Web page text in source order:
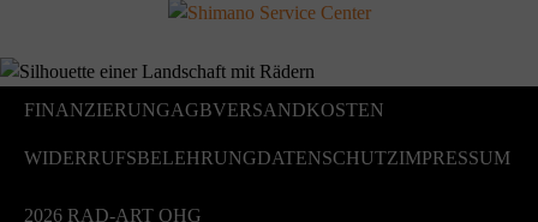
2026 RAD-ART OHG
FINANZIERUNGAGBVERSANDKOSTEN
WIDERRUFSBELEHRUNGDATENSCHUTZIMPRESSUM